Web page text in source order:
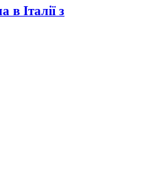
в Італії з